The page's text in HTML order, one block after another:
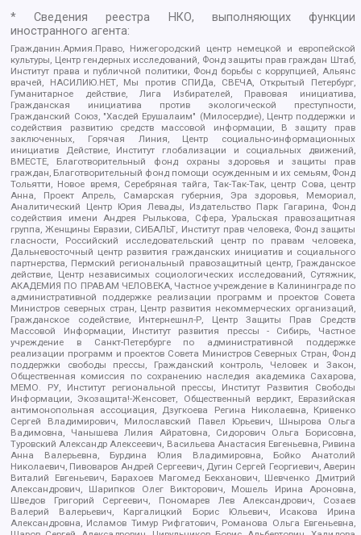
* Сведения реестра НКО, выполняющих функции
иностранного агента:
Гражданин.Армия.Право, Нижегородский центр немецкой и европейской
культуры, Центр гендерных исследований, Фонд защиты прав граждан Штаб,
Институт права и публичной политики, Фонд борьбы с коррупцией, Альянс
врачей, НАСИЛИЮ.НЕТ, Мы против СПИДа, СВЕЧА, Открытый Петербург,
Гуманитарное действие, Лига Избирателей, Правовая инициатива,
Гражданская инициатива против экологической преступности,
Гражданский Союз, "Хасдей Ерушалаим" (Милосердие), Центр поддержки и
содействия развитию средств массовой информации, В защиту прав
заключенных, Горячая Линия, Центр социально-информационных
инициатив Действие, Институт глобализации и социальных движений,
ВМЕСТЕ, Благотворительный фонд охраны здоровья и защиты прав
граждан, Благотворительный фонд помощи осужденным и их семьям, Фонд
Тольятти, Новое время, Серебряная тайга, Так-Так-Так, центр Сова, центр
Анна, Проект Апрель, Самарская губерния, Эра здоровья, Мемориал,
Аналитический Центр Юрия Левады, Издательство Парк Гагарина, Фонд
содействия имени Андрея Рылькова, Сфера, Уральская правозащитная
группа, Женщины Евразии, СИБАЛЬТ, Институт прав человека, Фонд защиты
гласности, Российский исследовательский центр по правам человека,
Дальневосточный центр развития гражданских инициатив и социального
партнерства, Пермский региональный правозащитный центр, Гражданское
действие, Центр независимых социологических исследований, Сутяжник,
АКАДЕМИЯ ПО ПРАВАМ ЧЕЛОВЕКА, Частное учреждение в Калининграде по
административной поддержке реализации программ и проектов Совета
Министров северных стран, Центр развития некоммерческих организаций,
Гражданское содействие, Интернешнл-Р, Центр Защиты Прав Средств
Массовой Информации, Институт развития прессы - Сибирь, Частное
учреждение в Санкт-Петербурге по административной поддержке
реализации программ и проектов Совета Министров Северных Стран, Фонд
поддержки свободы прессы, Гражданский контроль, Человек и Закон,
Общественная комиссия по сохранению наследия академика Сахарова,
МЕМО. РУ, Институт региональной прессы, Институт Развития Свободы
Информации, Экозащита!-Женсовет, Общественный вердикт, Евразийская
антимонопольная ассоциация, Дзугкоева Регина Николаевна, Кривенко
Сергей Владимирович, Милославский Павел Юрьевич, Шнырова Ольга
Вадимовна, Чанышева Лилия Айратовна, Сидорович Ольга Борисовна,
Туровский Александр Алексеевич, Васильева Анастасия Евгеньевна, Ривина
Анна Валерьевна, Бурдина Юлия Владимировна, Бойко Анатолий
Николаевич, Пивоваров Андрей Сергеевич, Дугин Сергей Георгиевич, Аверин
Виталий Евгеньевич, Барахоев Магомед Бекханович, Шевченко Дмитрий
Александрович, Шарипков Олег Викторович, Мошель Ирина Ароновна,
Шведов Григорий Сергеевич, Пономарев Лев Александрович, Созаев
Валерий Валерьевич, Каргалицкий Борис Юльевич, Исакова Ирина
Александровна, Исламов Тимур Рифгатович, Романова Ольга Евгеньевна,